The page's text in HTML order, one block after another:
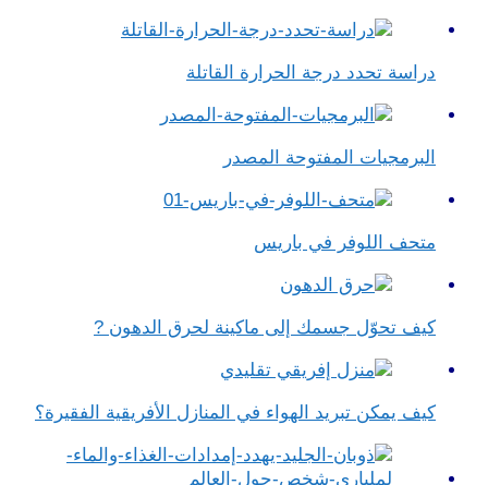
دراسة تحدد درجة الحرارة القاتلة
البرمجيات المفتوحة المصدر
متحف اللوفر في باريس
كيف تحوّل جسمك إلى ماكينة لحرق الدهون ?
كيف يمكن تبريد الهواء في المنازل الأفريقية الفقيرة؟